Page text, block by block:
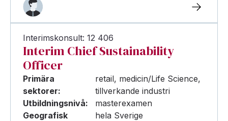
Interimskonsult: 12 406
Interim Chief Sustainability
Officer
Primära
sektorer:
retail, medicin/Life Science,
tillverkande industri
Utbildningsnivå:
masterexamen
Geografisk
hela Sverige